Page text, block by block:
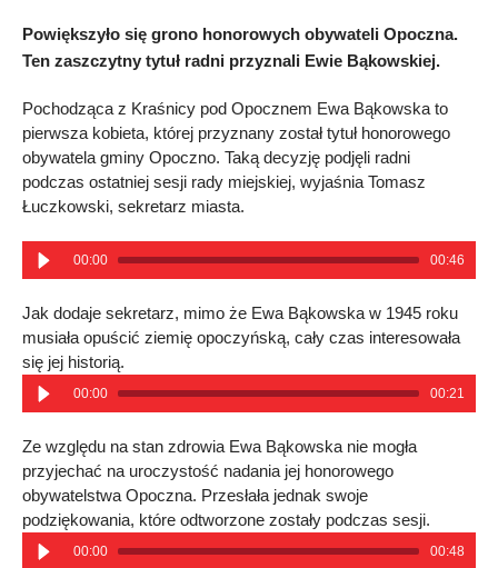
Powiększyło się grono honorowych obywateli Opoczna.
Ten zaszczytny tytuł radni przyznali Ewie Bąkowskiej.
Pochodząca z Kraśnicy pod Opocznem Ewa Bąkowska to
pierwsza kobieta, której przyznany został tytuł honorowego
obywatela gminy Opoczno. Taką decyzję podjęli radni
podczas ostatniej sesji rady miejskiej, wyjaśnia Tomasz
Łuczkowski, sekretarz miasta.
00:00 00:46
Jak dodaje sekretarz, mimo że Ewa Bąkowska w 1945 roku
musiała opuścić ziemię opoczyńską, cały czas interesowała
się jej historią.
00:00 00:21
Ze względu na stan zdrowia Ewa Bąkowska nie mogła
przyjechać na uroczystość nadania jej honorowego
obywatelstwa Opoczna. Przesłała jednak swoje
podziękowania, które odtworzone zostały podczas sesji.
00:00 00:48